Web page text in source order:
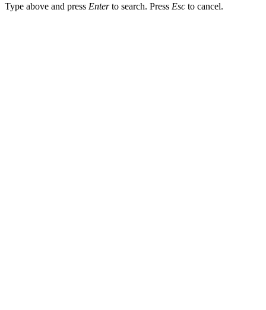
Type above and press Enterto search. Press Esc to cancel.